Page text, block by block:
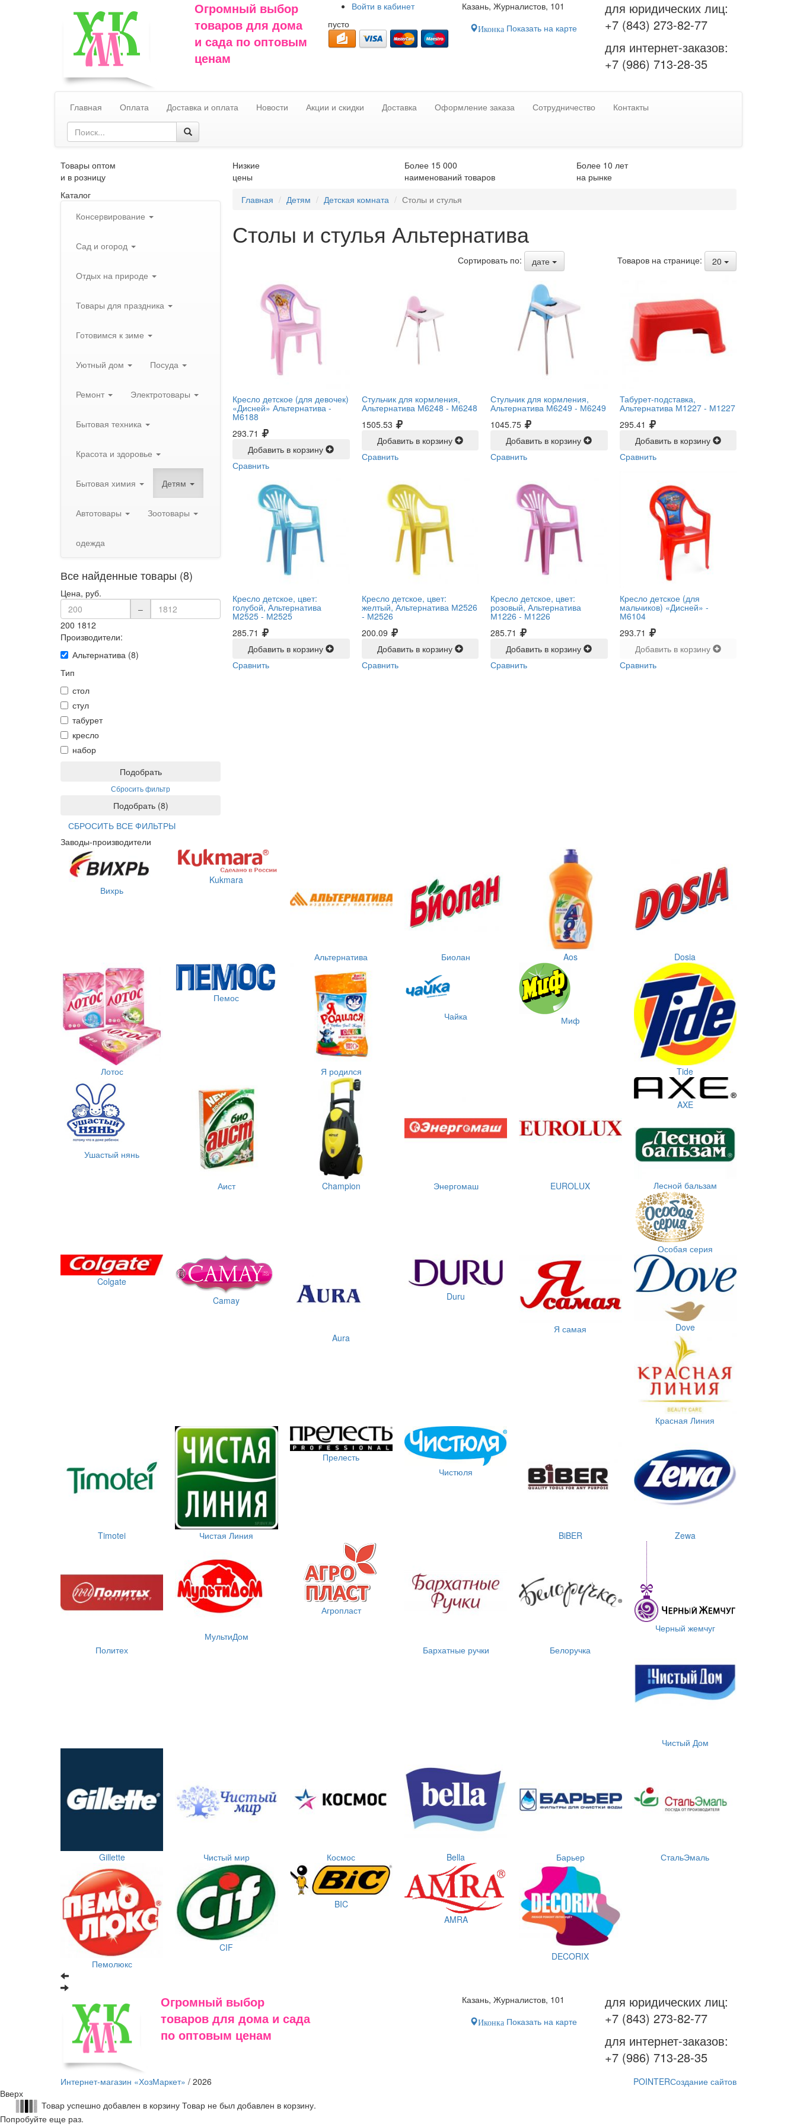
Огромный выбор
товаров для дома
и сада по оптовым
ценам
Войти в кабинет
пусто
Казань, Журналистов, 101
ИконкаПоказать на карте
для юридических лиц:
+7 (843) 273-82-77
для интернет-заказов:
+7 (986) 713-28-35
Главная Оплата Доставка и оплата Новости Акции и скидки Доставка Оформление заказа Сотрудничество Контакты
Товары оптом
и в розницу
Низкие
цены
Более 15 000
наименований товаров
Более 10 лет
на рынке
Каталог
Консервирование
Сад и огород
Отдых на природе
Товары для праздника
Готовимся к зиме
Уютный дом Посуда
Ремонт Электротовары
Бытовая техника
Красота и здоровье
Бытовая химия Детям
Автотовары Зоотовары
одежда
Все найденные товары (8)
Цена, руб.
–
200 1812
Производители:
Альтернатива (8)
Тип
стол
стул
табурет
кресло
набор
Подобрать
Сбросить фильтр
Подобрать (8)
СБРОСИТЬ ВСЕ ФИЛЬТРЫ
Главная Детям Детская комната Столы и стулья
Столы и стулья Альтернатива
Сортировать по: дате Товаров на странице: 20
Кресло детское (для девочек)
«Дисней» Альтернатива -
М6188
293.71
Добавить в корзину
Сравнить
Стульчик для кормления,
Альтернатива М6248 - М6248
1505.53
Добавить в корзину
Сравнить
Стульчик для кормления,
Альтернатива М6249 - М6249
1045.75
Добавить в корзину
Сравнить
Табурет-подставка,
Альтернатива М1227 - М1227
295.41
Добавить в корзину
Сравнить
Кресло детское, цвет:
голубой, Альтернатива
М2525 - М2525
285.71
Добавить в корзину
Сравнить
Кресло детское, цвет:
желтый, Альтернатива М2526
- М2526
200.09
Добавить в корзину
Сравнить
Кресло детское, цвет:
розовый, Альтернатива
М1226 - М1226
285.71
Добавить в корзину
Сравнить
Кресло детское (для
мальчиков) «Дисней» -
М6104
293.71
Добавить в корзину
Сравнить
Заводы-производители
Вихрь
Kukmara
Альтернатива Биолан Aos Dosia
Лотос
Пемос
Я родился
Чайка Миф
Tide
Ушастый нянь
Аист Champion Энергомаш EUROLUX
AXE
Лесной бальзам
Особая серия
Colgate
Camay
Aura
Duru
Я самая Dove
Красная Линия
Timotei Чистая Линия
Прелесть
Чистюля
BiBER Zewa
Политех
МультиДом
Агропласт
Бархатные ручки Белоручка
Черный жемчуг
Чистый Дом
Gillette Чистый мир Космос Bella Барьер СтальЭмаль
Пемолюкс
CIF
BIC
AMRA
DECORIX
Огромный выбор
товаров для дома и сада
по оптовым ценам
Казань, Журналистов, 101
ИконкаПоказать на карте
для юридических лиц:
+7 (843) 273-82-77
для интернет-заказов:
+7 (986) 713-28-35
Интернет-магазин «ХозМаркет» / 2026 POINTERСоздание сайтов
Вверх
Товар успешно добавлен в корзину Товар не был добавлен в корзину.
Попробуйте еще раз.